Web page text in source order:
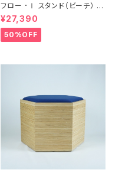
フロー ･Ⅰ スタンド（ビーチ） B
R
¥27,390
50%OFF